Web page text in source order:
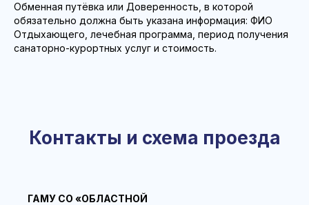
Обменная путёвка или Доверенность, в которой
обязательно должна быть указана информация: ФИО
Отдыхающего, лечебная программа, период получения
санаторно-курортных услуг и стоимость.
Контакты и схема проезда
ГАМУ СО «ОБЛАСТНОЙ